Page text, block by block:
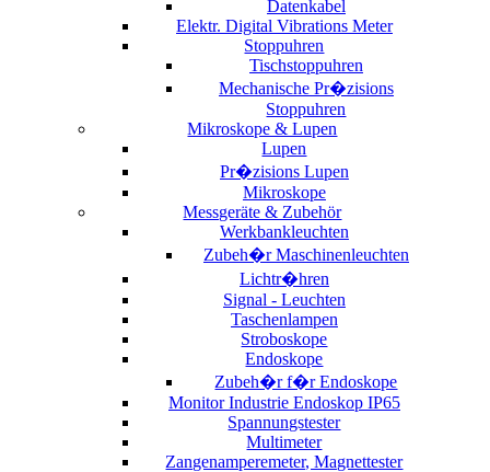
Datenkabel
Elektr. Digital Vibrations Meter
Stoppuhren
Tischstoppuhren
Mechanische Pr�zisions
Stoppuhren
Mikroskope & Lupen
Lupen
Pr�zisions Lupen
Mikroskope
Messgeräte & Zubehör
Werkbankleuchten
Zubeh�r Maschinenleuchten
Lichtr�hren
Signal - Leuchten
Taschenlampen
Stroboskope
Endoskope
Zubeh�r f�r Endoskope
Monitor Industrie Endoskop IP65
Spannungstester
Multimeter
Zangenamperemeter, Magnettester